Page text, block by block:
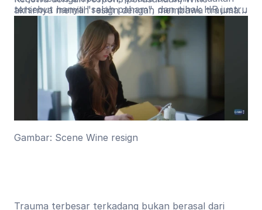
tersebut hanya "salah paham", dan pihak HR justru
menyalahkan Wine karena dianggap kurang
membuka diri dalam berelasi.
akhirnya memilih resign dengan membawa trauma
jangka panjang yang membuatnya terus
menyalahkan diri sendiri dan sulit memercayai orang
Gambar: Scene Wine resign
Trauma terbesar terkadang bukan berasal dari